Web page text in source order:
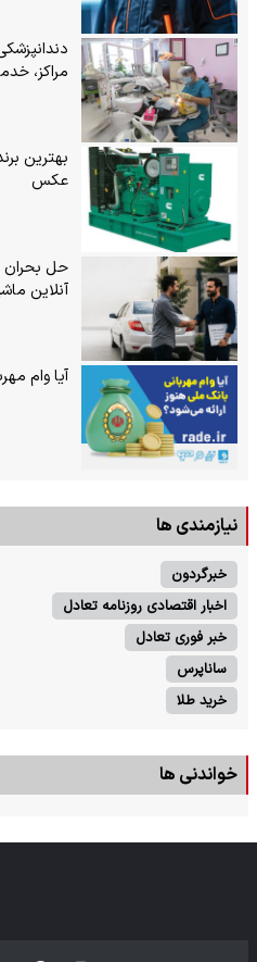
مراکز،
بهترین
عکس
حل بحران
آنلاین
آیا وام
نیازمندی ها
خبرگردون
اخبار اقتصادی روزنامه تعادل
خبر فوری تعادل
ساناپرس
خرید طلا
خواندنی ها